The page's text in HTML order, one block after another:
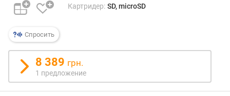
Спросить
Картридер: SD, microSD
8 389 грн.
1 предложение